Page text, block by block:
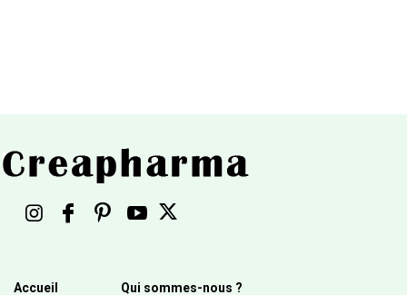
Accueil Qui sommes-nous ?